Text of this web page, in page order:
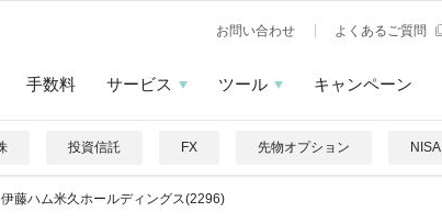
お問い合わせ よくあるご質問
手数料 サービス ツール キャンペーン
投資信託 FX 先物オプション NISA
伊藤ハム米久ホールディングス(2296)